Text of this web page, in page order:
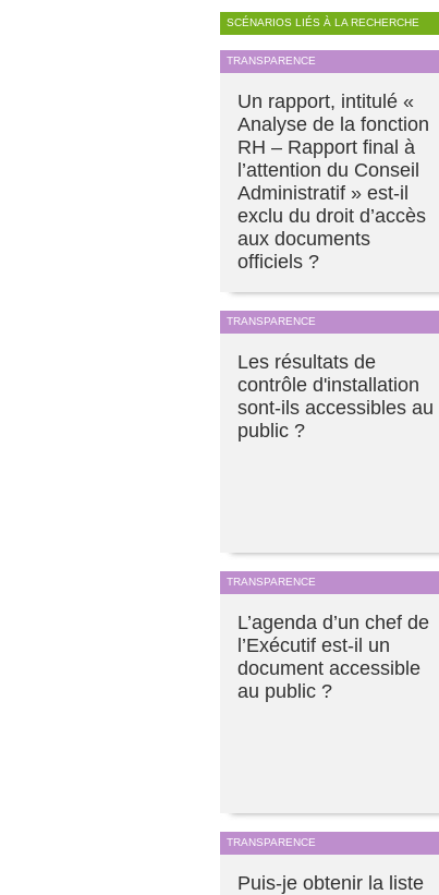
SCÉNARIOS LIÉS À LA RECHERCHE
TRANSPARENCE
Un rapport, intitulé «
Analyse de la fonction
RH – Rapport final à
l’attention du Conseil
Administratif » est-il
exclu du droit d’accès
aux documents
officiels ?
TRANSPARENCE
Les résultats de
contrôle d'installation
sont-ils accessibles au
public ?
TRANSPARENCE
L’agenda d’un chef de
l’Exécutif est-il un
document accessible
au public ?
TRANSPARENCE
Puis-je obtenir la liste